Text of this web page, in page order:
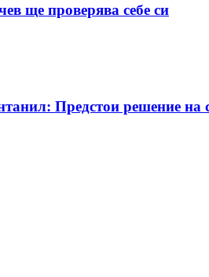
ще проверява себе си
Предстои решение на